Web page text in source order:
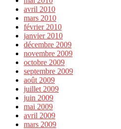
avril 2010
mars 2010
février 2010
janvier 2010
décembre 2009
novembre 2009
octobre 2009
septembre 2009
août 2009
juillet 2009
juin 2009
mai 2009
avril 2009
mars 2009